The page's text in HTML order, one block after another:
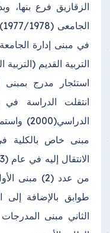
الزقازيق فرع بنها،
في مبنى إدارة
استئجار مدرج بمبنى
انتقلت الدراسة
مبنى خاص بالكلية
طوابق بالإضافة إلى
الثاني مبنى